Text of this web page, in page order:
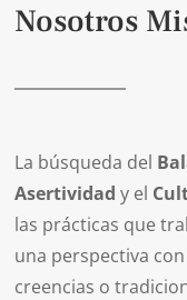
Nosotros
La búsqueda del
Asertividad y el
las prácticas que
una perspectiva
creencias o